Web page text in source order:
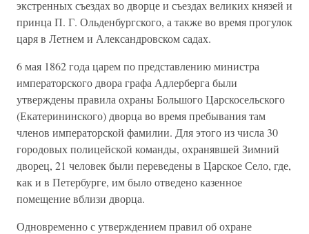
экстренных съездах во дворце и съездах великих князей и
принца П. Г. Ольденбургского, а также во время прогулок
царя в Летнем и Александровском садах.
6 мая 1862 года царем по представлению министра
императорского двора графа Адлерберга были
утверждены правила охраны Большого Царскосельского
(Екатерининского) дворца во время пребывания там
членов императорской фамилии. Для этого из числа 30
городовых полицейской команды, охранявшей Зимний
дворец, 21 человек были переведены в Царское Село, где,
как и в Петербурге, им было отведено казенное
помещение вблизи дворца.
Одновременно с утверждением правил об охране